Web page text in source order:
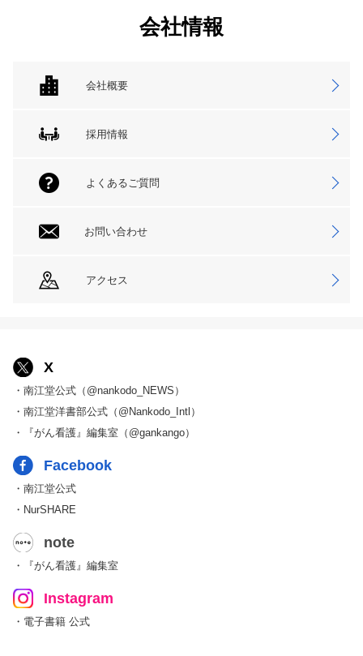
会社情報
会社概要
採用情報
よくあるご質問
お問い合わせ
アクセス
X
・南江堂公式（@nankodo_NEWS）
・南江堂洋書部公式（@Nankodo_Intl）
・『がん看護』編集室（@gankango）
Facebook
・南江堂公式
・NurSHARE
note
・『がん看護』編集室
Instagram
・電子書籍 公式